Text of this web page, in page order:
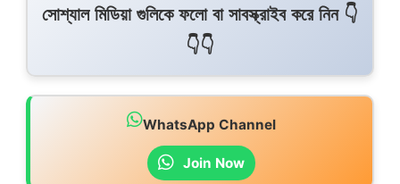
সোশ্যাল মিডিয়া গুলিকে ফলো বা সাবস্ক্রাইব করে নিন 👇
👇👇
WhatsApp Channel
Join Now